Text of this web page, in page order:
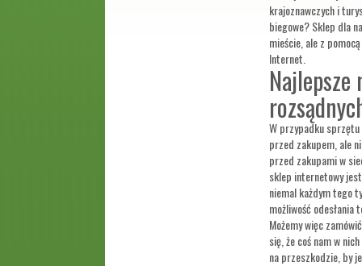
krajoznawczych i
biegowe? Sklep dla
mieście, ale z
Internet.
W przypadku
przed zakupem, ale
przed zakupami w
sklep internetowy
niemal każdym tego
możliwość odesłania
Możemy więc
się, że coś nam w
na przeszkodzie, by